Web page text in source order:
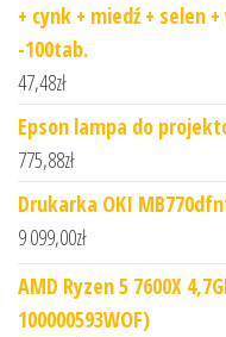
+ cynk + miedź + selen
-100tab.
47,48zł
Epson lampa do
775,88zł
Drukarka OKI
9 099,00zł
AMD Ryzen 5 7600X
100000593WOF)